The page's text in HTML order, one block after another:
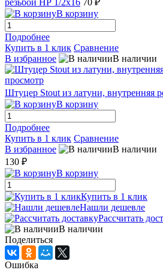
В корзину
Подробнее
Купить в 1 клик Сравнение
В избранное
В наличии
просмотр
Штуцер Stout из латуни, внутренняя
В корзину
Подробнее
Купить в 1 клик Сравнение
В избранное
В наличии
130 ₽
В корзину
Купить в 1 клик
Нашли дешевле
Рассчитать
В наличии
Поделиться
Ошибка